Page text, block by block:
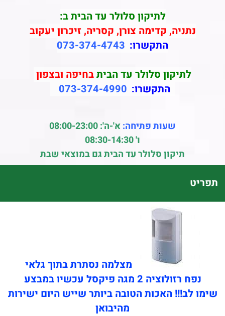
לתיקון סלולר עד הבית ב:
נתניה, קדימה צורן, קסריה, זיכרון יעקוב
התקשרו: 073-374-4743
לתיקון סלולר עד הביתבחיפה ובצפון
התקשרו: 073-374-4990
שעות פתיחה:א'-ה': 08:00-23:00
ו' 08:30-14:30
תיקון סלולר עד הבית גם במוצאי שבת
תפריט
מצלמה נסתרת בתוך גלאי
נפח רזולוציה 2 מגה פיקסל עכשיו במבצע
שימו לב!!! האכות הטובה ביותר שייש היום ישירות
מהיבואן